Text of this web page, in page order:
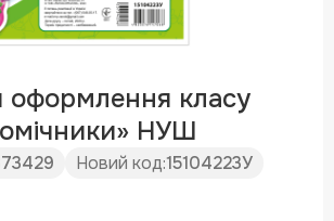
оформлення класу
НУШ
Новий код:15104223У